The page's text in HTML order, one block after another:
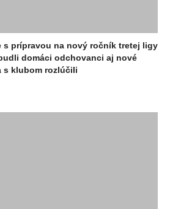
s prípravou na nový ročník tretej ligy
domáci odchovanci aj nové
s klubom rozlúčili